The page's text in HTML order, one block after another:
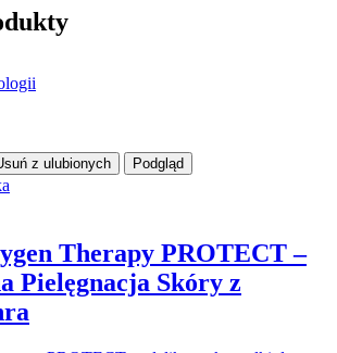
z ulubionych
Podgląd
Therapy PROTECT –
Pielęgnacja Skóry z